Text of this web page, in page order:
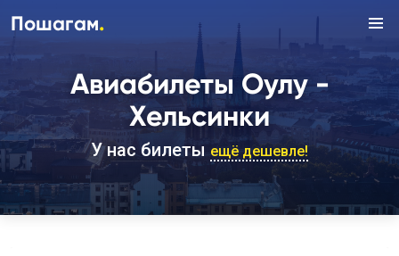
Пошагам.
Авиабилеты Оулу -
Хельсинки
У нас билеты ещё дешевле!